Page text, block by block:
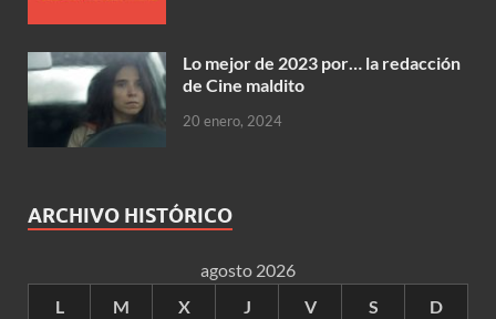
Lo mejor de 2023 por… la redacción
de Cine maldito
20 enero, 2024
ARCHIVO HISTÓRICO
agosto 2026
L
M X J V S D